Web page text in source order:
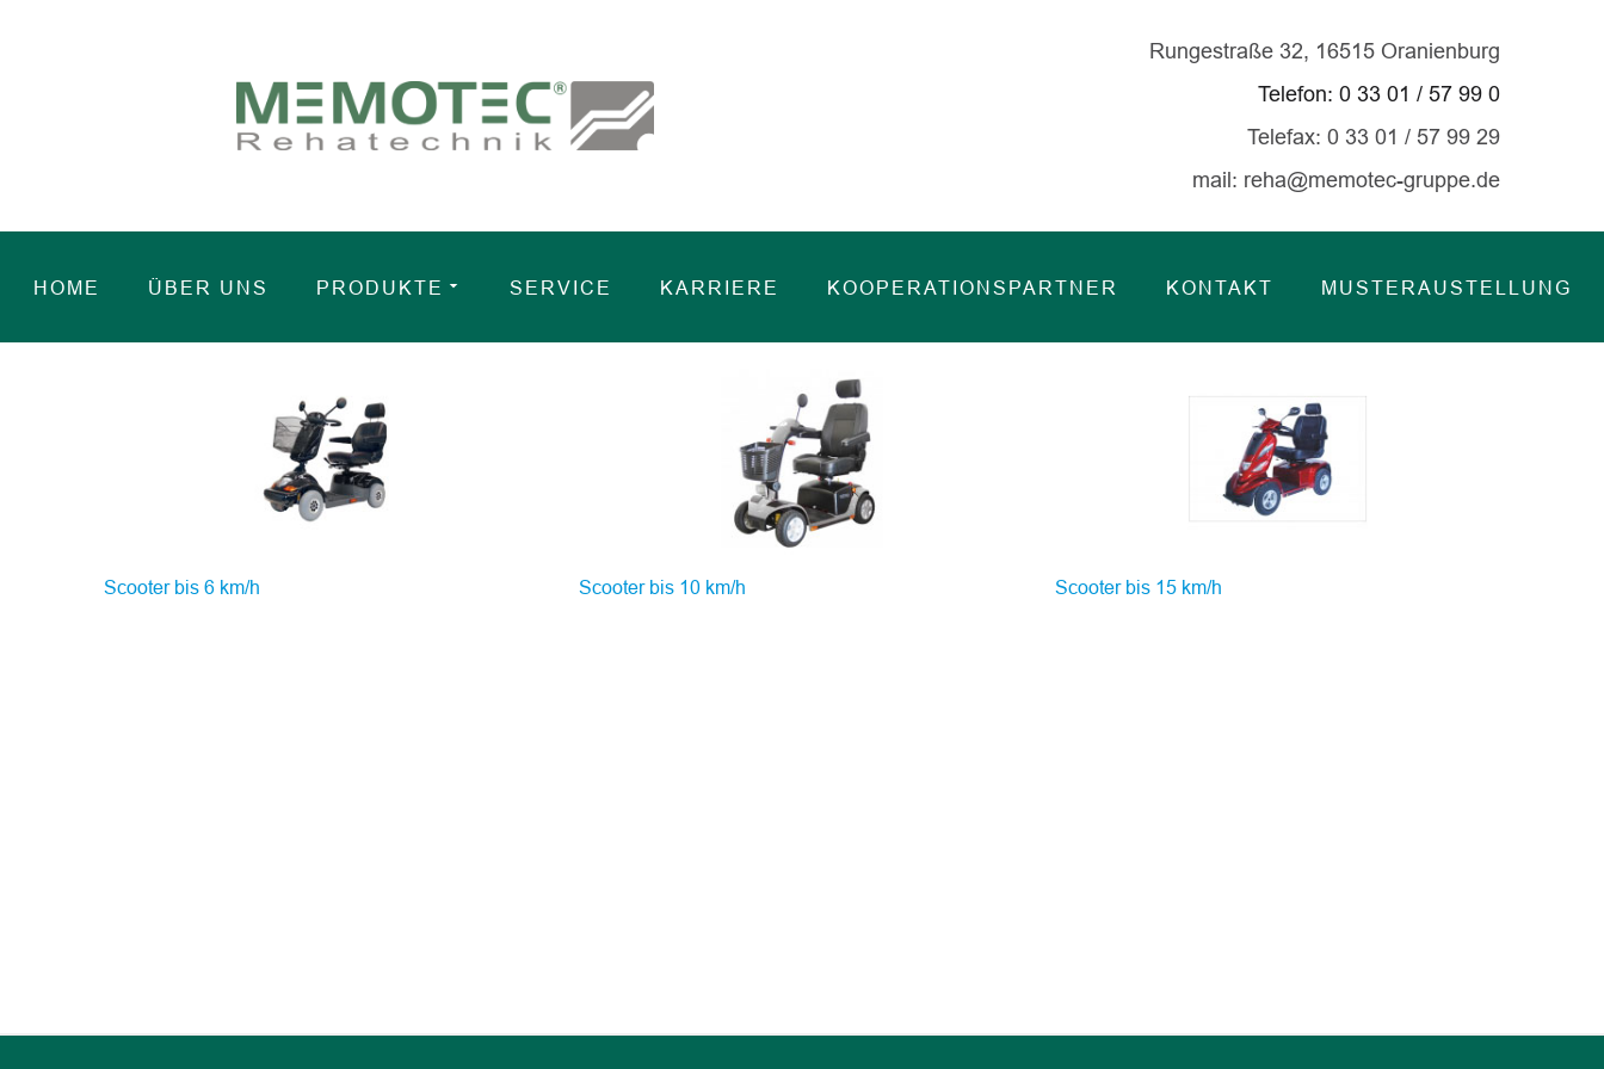
Rungestraße 32, 16515 Oranienburg
Telefon: 0 33 01 / 57 99 0
Telefax: 0 33 01 / 57 99 29
mail: reha@memotec-gruppe.de
HOME ÜBER UNS PRODUKTE SERVICE KARRIERE KOOPERATIONSPARTNER KONTAKT MUSTERAUSTELLUNG
Scooter bis 6 km/h Scooter bis 10 km/h Scooter bis 15 km/h